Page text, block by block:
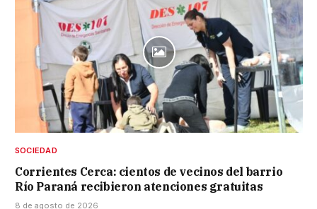
SOCIEDAD
Corrientes Cerca: cientos de vecinos del barrio
Río Paraná recibieron atenciones gratuitas
8 de agosto de 2026